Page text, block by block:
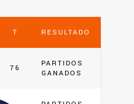
T RESULTADO
76
PARTIDOS
GANADOS